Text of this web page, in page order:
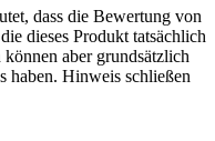
dass die Bewertung von
dieses Produkt tatsächlich
aber grundsätzlich
haben. Hinweis schließen